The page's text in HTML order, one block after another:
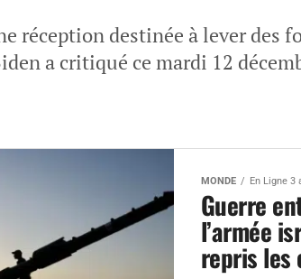
réception destinée à lever des
a critiqué ce mardi 12
MONDE En Ligne 3
Guerre
l’armée
repris les